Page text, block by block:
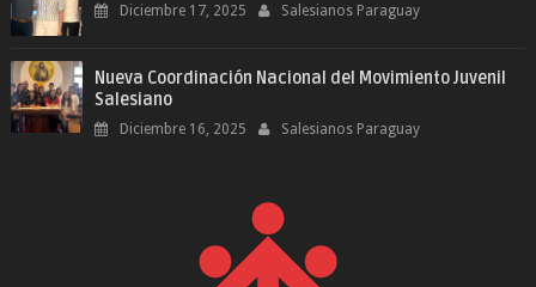
Diciembre 17, 2025 Salesianos Paraguay
Nueva Coordinación Nacional del Movimiento Juvenil
Salesiano
Diciembre 16, 2025 Salesianos Paraguay